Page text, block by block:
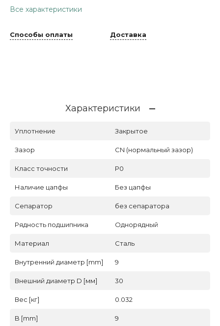
Все характеристики
Способы оплаты Доставка
Характеристики
Уплотнение Закрытое
Зазор CN (нормальный зазор)
Класс точности P0
Наличие цапфы Без цапфы
Сепаратор без сепаратора
Рядность подшипника Однорядный
Материал Сталь
Внутренний диаметр [mm] 9
Внешний диаметр D [мм] 30
Вес [кг] 0.032
B [mm] 9